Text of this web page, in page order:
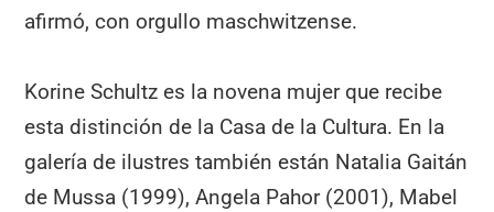
afirmó, con orgullo maschwitzense.
Korine Schultz es la novena mujer que recibe
esta distinción de la Casa de la Cultura. En la
galería de ilustres también están Natalia Gaitán
de Mussa (1999), Angela Pahor (2001), Mabel